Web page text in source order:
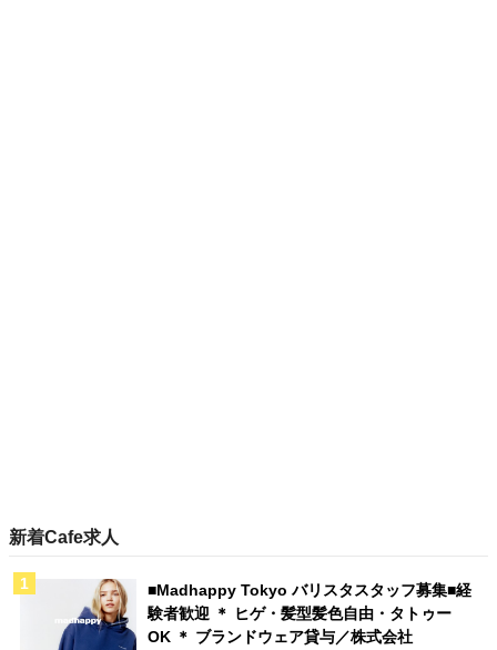
新着Cafe求人
■Madhappy Tokyo バリスタスタッフ募集■経
験者歓迎 ＊ ヒゲ・髪型髪色自由・タトゥー
OK ＊ ブランドウェア貸与／株式会社